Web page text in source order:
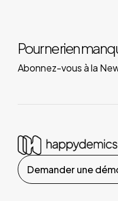
Pour ne rien
Abonnez-vous à la
Demander une